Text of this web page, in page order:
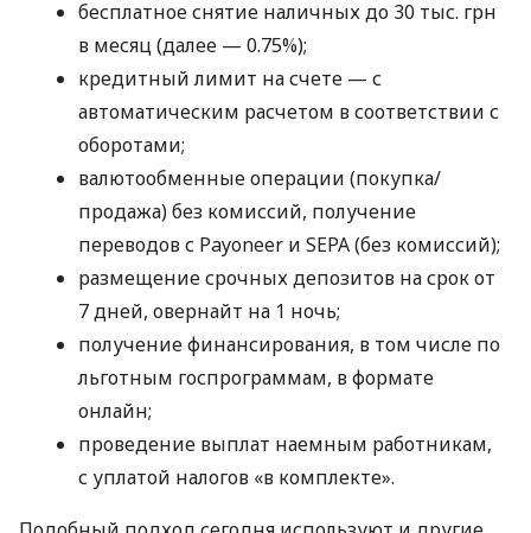
бесплатное снятие наличных до 30 тыс. грн
в месяц (далее — 0.75%);
кредитный лимит на счете — с
автоматическим расчетом в соответствии с
оборотами;
валютообменные операции (покупка/
продажа) без комиссий, получение
переводов с Payoneer и SEPA (без комиссий);
размещение срочных депозитов на срок от
7 дней, овернайт на 1 ночь;
получение финансирования, в том числе по
льготным госпрограммам, в формате
онлайн;
проведение выплат наемным работникам,
с уплатой налогов «в комплекте».